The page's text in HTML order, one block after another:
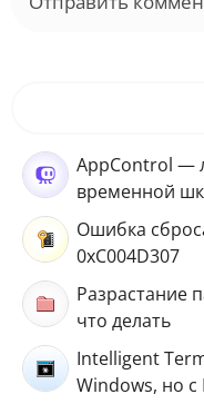
AppControl —
временной
Ошибка
0xC004D307
Разрастание
что делать
Intelligent
Windows, но